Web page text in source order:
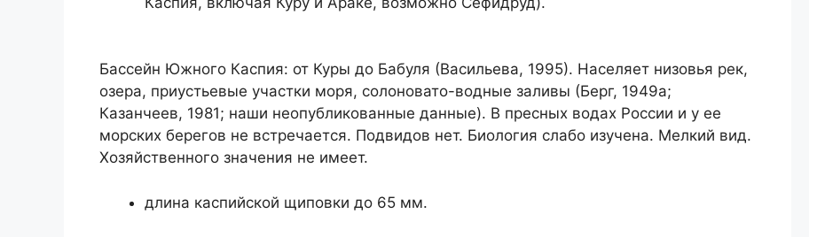
Бассейн Южного Каспия: от Куры до Бабуля (Васильева, 1995). Населяет низовья рек,
озера, приустьевые участки моря, солоновато-водные заливы (Берг, 1949а;
Казанчеев, 1981; наши неопубликованные данные). В пресных водах России и у ее
морских берегов не встречается. Подвидов нет. Биология слабо изучена. Мелкий вид.
Хозяйственного значения не имеет.
длина каспийской щиповки до 65 мм.